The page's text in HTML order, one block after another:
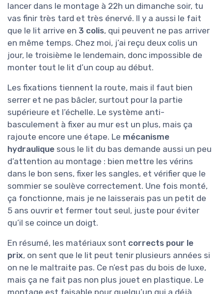
lancer dans le montage à 22h un dimanche soir, tu
vas finir très tard et très énervé. Il y a aussi le fait
que le lit arrive en 3 colis, qui peuvent ne pas arriver
en même temps. Chez moi, j’ai reçu deux colis un
jour, le troisième le lendemain, donc impossible de
monter tout le lit d’un coup au début.
Les fixations tiennent la route, mais il faut bien
serrer et ne pas bâcler, surtout pour la partie
supérieure et l’échelle. Le système anti-
basculement à fixer au mur est un plus, mais ça
rajoute encore une étape. Le mécanisme
hydraulique sous le lit du bas demande aussi un peu
d’attention au montage : bien mettre les vérins
dans le bon sens, fixer les sangles, et vérifier que le
sommier se soulève correctement. Une fois monté,
ça fonctionne, mais je ne laisserais pas un petit de
5 ans ouvrir et fermer tout seul, juste pour éviter
qu’il se coince un doigt.
En résumé, les matériaux sont corrects pour le
prix, on sent que le lit peut tenir plusieurs années si
on ne le maltraite pas. Ce n’est pas du bois de luxe,
mais ça ne fait pas non plus jouet en plastique. Le
montage est faisable pour quelqu’un qui a déjà